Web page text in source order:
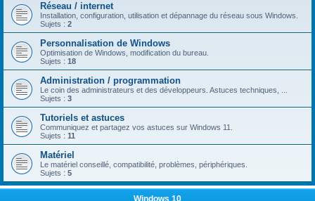
Réseau / internet
Installation, configuration, utilisation et dépannage du réseau sous Windows.
Sujets : 2
Personnalisation de Windows
Optimisation de Windows, modification du bureau.
Sujets : 18
Administration / programmation
Le coin des administrateurs et des développeurs. Astuces techniques, ...
Sujets : 3
Tutoriels et astuces
Communiquez et partagez vos astuces sur Windows 11.
Sujets : 11
Matériel
Le matériel conseillé, compatibilité, problèmes, périphériques.
Sujets : 5
Windows 10